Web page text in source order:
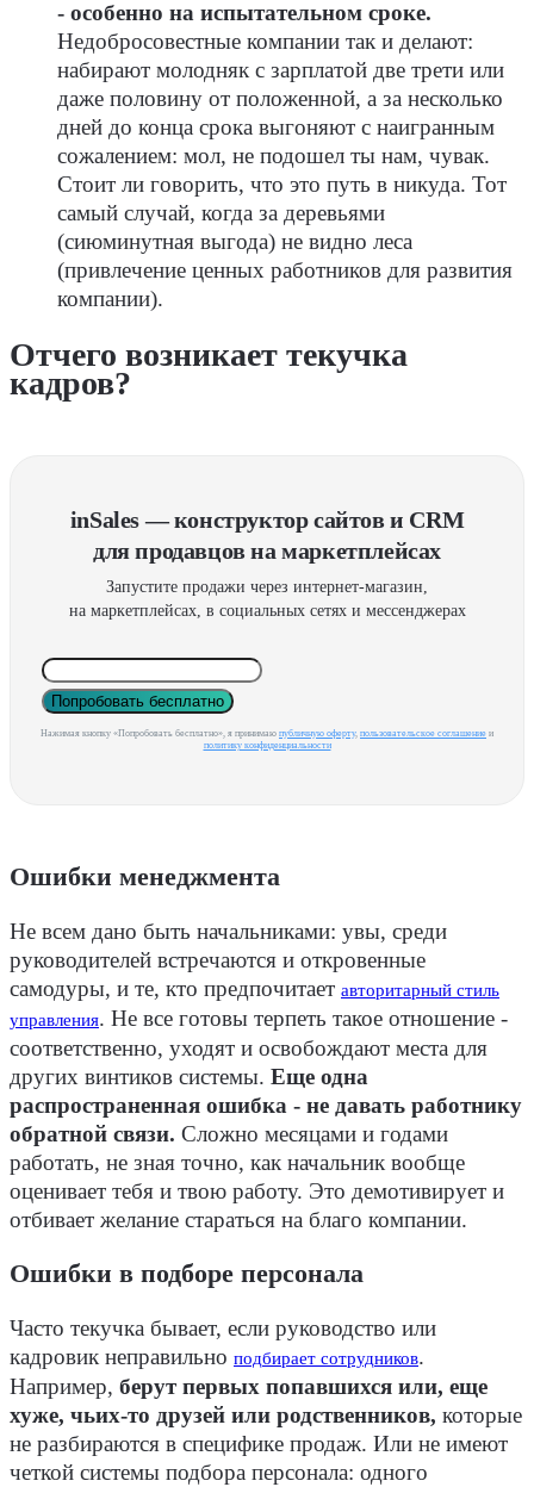
- особенно на испытательном сроке.
Недобросовестные компании так и делают:
набирают молодняк с зарплатой две трети или
даже половину от положенной, а за несколько
дней до конца срока выгоняют с наигранным
сожалением: мол, не подошел ты нам, чувак.
Стоит ли говорить, что это путь в никуда. Тот
самый случай, когда за деревьями
(сиюминутная выгода) не видно леса
(привлечение ценных работников для развития
компании).
Отчего возникает текучка
кадров?
inSales — конструктор сайтов и CRM
для продавцов на маркетплейсах
Запустите продажи через интернет-магазин,
на маркетплейсах, в социальных сетях и мессенджерах
Попробовать бесплатно
Нажимая кнопку «Попробовать бесплатно», я принимаю публичную оферту, пользовательское соглашение и
политику конфиденциальности
Ошибки менеджмента
Не всем дано быть начальниками: увы, среди
руководителей встречаются и откровенные
самодуры, и те, кто предпочитает авторитарный стиль
управления. Не все готовы терпеть такое отношение -
соответственно, уходят и освобождают места для
других винтиков системы. Еще одна
распространенная ошибка - не давать работнику
обратной связи. Сложно месяцами и годами
работать, не зная точно, как начальник вообще
оценивает тебя и твою работу. Это демотивирует и
отбивает желание стараться на благо компании.
Ошибки в подборе персонала
Часто текучка бывает, если руководство или
кадровик неправильно подбирает сотрудников.
Например, берут первых попавшихся или, еще
хуже, чьих-то друзей или родственников, которые
не разбираются в специфике продаж. Или не имеют
четкой системы подбора персонала: одного